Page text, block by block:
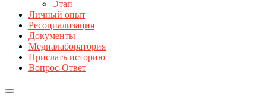
Этап
Личный опыт
Ресоциализация
Документы
Медиалаборатория
Прислать историю
Вопрос-Ответ